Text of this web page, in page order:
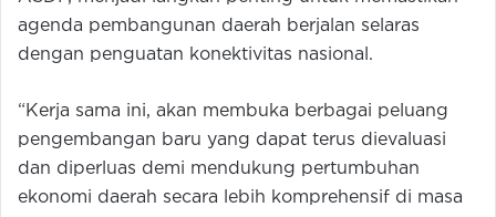
agenda pembangunan daerah berjalan selaras
dengan penguatan konektivitas nasional.
“Kerja sama ini, akan membuka berbagai peluang
pengembangan baru yang dapat terus dievaluasi
dan diperluas demi mendukung pertumbuhan
ekonomi daerah secara lebih komprehensif di masa